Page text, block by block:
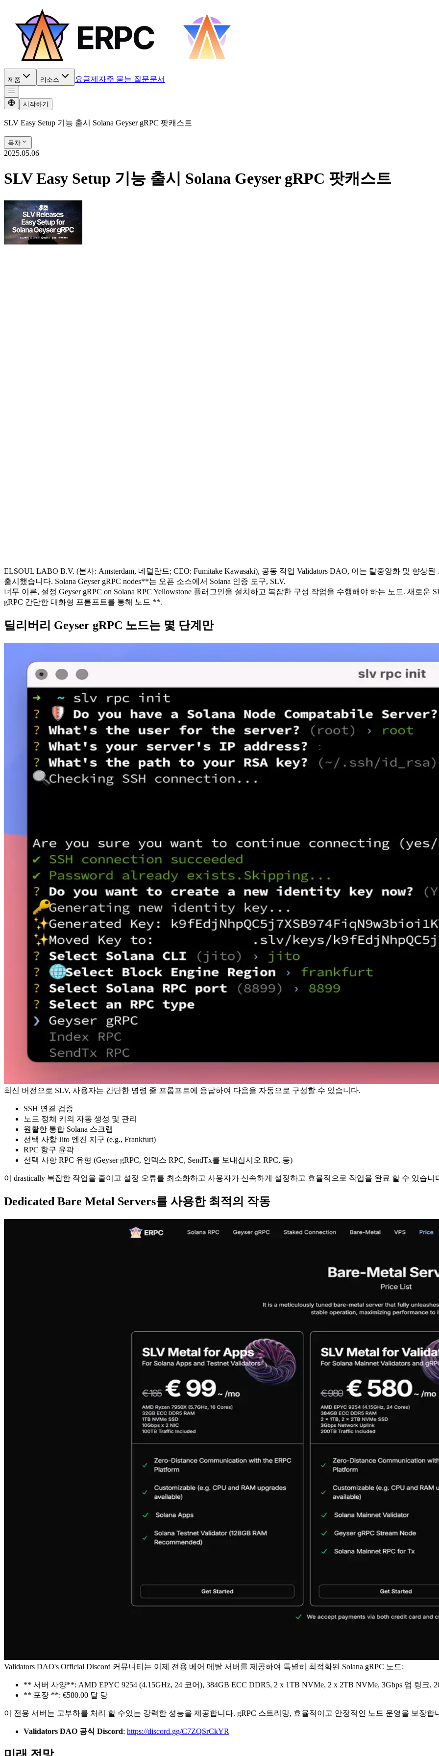
제품 리소스 요금제 자주 묻는 질문문서
시작하기
SLV Easy Setup 기능 출시 Solana Geyser gRPC 팟캐스트
목차
2025.05.06
SLV Easy Setup 기능 출시 Solana Geyser gRPC 팟캐스트
ELSOUL LABO B.V. (본사: Amsterdam, 네덜란드; CEO: Fumitake Kawasaki), 공동 작업 Validators DAO, 이는 탈중앙화 및 향상
출시했습니다. Solana Geyser gRPC nodes**는 오픈 소스에서 Solana 인증 도구, SLV.
너무 이른, 설정 Geyser gRPC on Solana RPC Yellowstone 플러그인을 설치하고 복잡한 구성 작업을 수행해야 하는 노드. 새로
gRPC 간단한 대화형 프롬프트를 통해 노드 **.
딜리버리 Geyser gRPC 노드는 몇 단계만
최신 버전으로 SLV, 사용자는 간단한 명령 줄 프롬프트에 응답하여 다음을 자동으로 구성할 수 있습니다.
SSH 연결 검증
노드 정체 키의 자동 생성 및 관리
원활한 통합 Solana 스크랩
선택 사항 Jito 엔진 지구 (e.g., Frankfurt)
RPC 항구 윤곽
선택 사항 RPC 유형 (Geyser gRPC, 인덱스 RPC, SendTx를 보내십시오 RPC, 등)
이 drastically 복잡한 작업을 줄이고 설정 오류를 최소화하고 사용자가 신속하게 설정하고 효율적으로 작업을 완료 할 수 있습니
Dedicated Bare Metal Servers를 사용한 최적의 작동
Validators DAO's Official Discord 커뮤니티는 이제 전용 베어 메탈 서버를 제공하여 특별히 최적화된 Solana gRPC 노드:
** 서버 사양**: AMD EPYC 9254 (4.15GHz, 24 코어), 384GB ECC DDR5, 2 x 1TB NVMe, 2 x 2TB NVMe, 3Gbps 업 링크,
** 포장 **: €580.00 달 당
이 전용 서버는 고부하를 처리 할 수있는 강력한 성능을 제공합니다. gRPC 스트리밍, 효율적이고 안정적인 노드 운영을 보장합
Validators DAO 공식 Discord: https://discord.gg/C7ZQSrCkYR